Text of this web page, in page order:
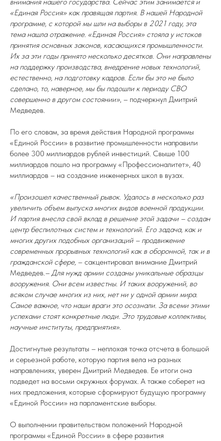
«Единая Россия» как правящая партия. В нашей Народной
программе, с которой мы шли на выборы в 2021 году, эта
тема нашла отражение. «Единая Россия» стояла у истоков
принятия основных законов, касающихся промышленности.
Их за эти годы принято несколько десятков. Они направлены
на поддержку производства, внедрение новых технологий,
естественно, на подготовку кадров. Если бы это не было
сделано, то, наверное, мы бы подошли к периоду СВО
совершенно в другом состоянии», – подчеркнул Дмитрий
Медведев.
По его словам, за время действия Народной программы
«Единой России» в развитие промышленности направили
более 300 миллиардов рублей инвестиций. Свыше 100
миллиардов пошло на программу «Профессионалитет», 40
миллиардов – на создание инженерных школ в вузах.
«Произошел качественный рывок. Удалось в несколько раз
увеличить объем выпуска многих видов военной продукции.
И партия внесла свой вклад в решение этой задачи – создан
центр беспилотных систем и технологий. Его задача, как и
многих других подобных организаций – продвижение
современных прорывных технологий как в оборонной, так и в
гражданской сфере, – сакцентировал внимание Дмитрий
Медведев.– Для нужд армии созданы уникальные образцы
вооружения. Они всем известны. И таких вооружений, во
всяком случае многих из них, нет ни у одной армии мира.
Самое важное, что наши враги это осознали. За всеми этими
успехами стоят конкретные люди. Это трудовые коллективы,
научные институты, предприятия».
Достигнутые результаты – неплохая точка отсчета в большой
и серьезной работе, которую партия вела на разных
направлениях, уверен Дмитрий Медведев. Ее итоги она
подведет на восьми окружных форумах. А также соберет на
них предложения, которые сформируют будущую программу
«Единой России» на парламентские выборы.
О выполнении правительством положений Народной
программы «Единой России» в сфере развития